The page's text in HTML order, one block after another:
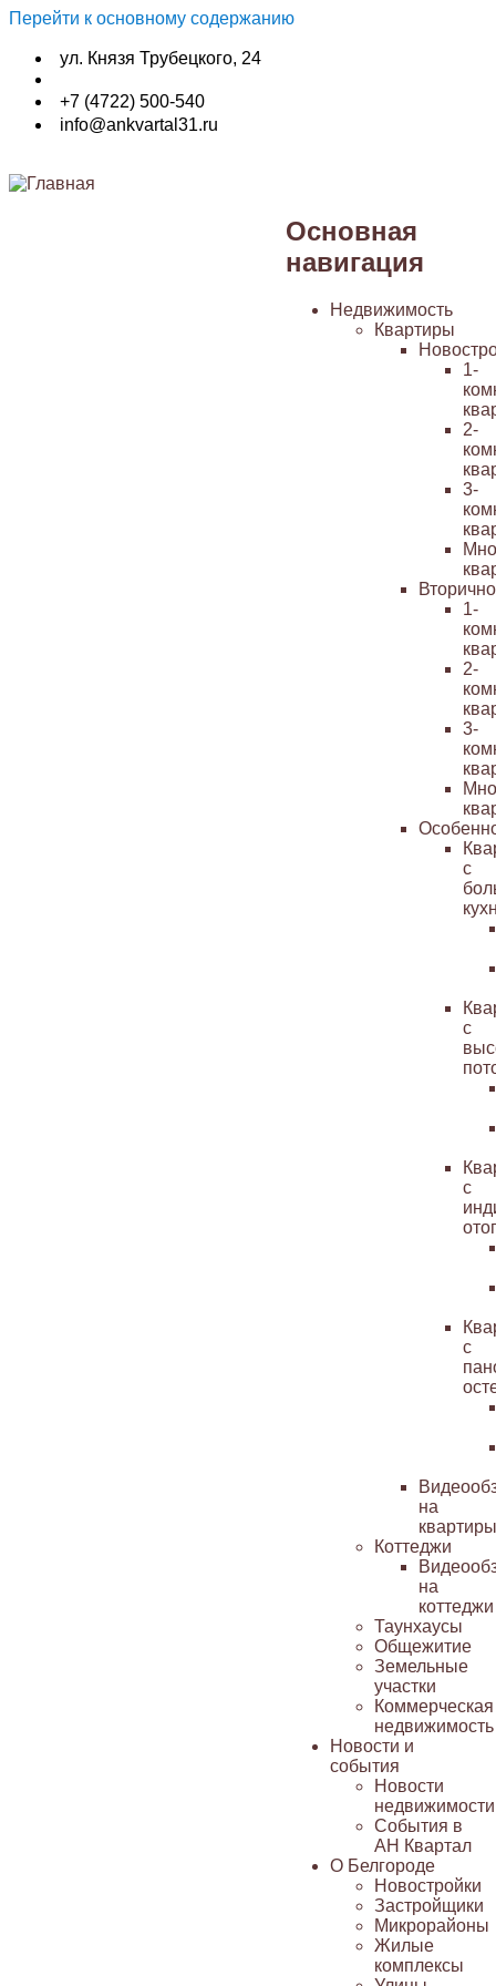
Перейти к основному содержанию
ул. Князя Трубецкого, 24
+7 (4722) 500-540
info@ankvartal31.ru
Основная
навигация
Недвижимость
Квартиры
1-
2-
3-
1-
2-
3-
с
с
с
с
на
квартиры
Коттеджи
на
коттеджи
Таунхаусы
Общежитие
Земельные
участки
Коммерческая
недвижимость
Новости и
события
Новости
недвижимости
События в
АН Квартал
О Белгороде
Новостройки
Застройщики
Микрорайоны
Жилые
комплексы